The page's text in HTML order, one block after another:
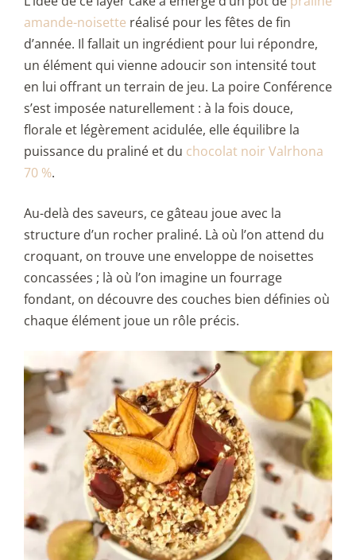
amande-noisette réalisé pour les fêtes de fin
d’année. Il fallait un ingrédient pour lui répondre,
un élément qui vienne adoucir son intensité tout
en lui offrant un terrain de jeu. La poire Conférence
s’est imposée naturellement : à la fois douce,
florale et légèrement acidulée, elle équilibre la
puissance du praliné et du chocolat noir Valrhona
70 %.
Au-delà des saveurs, ce gâteau joue avec la
structure d’un rocher praliné. Là où l’on attend du
croquant, on trouve une enveloppe de noisettes
concassées ; là où l’on imagine un fourrage
fondant, on découvre des couches bien définies où
chaque élément joue un rôle précis.